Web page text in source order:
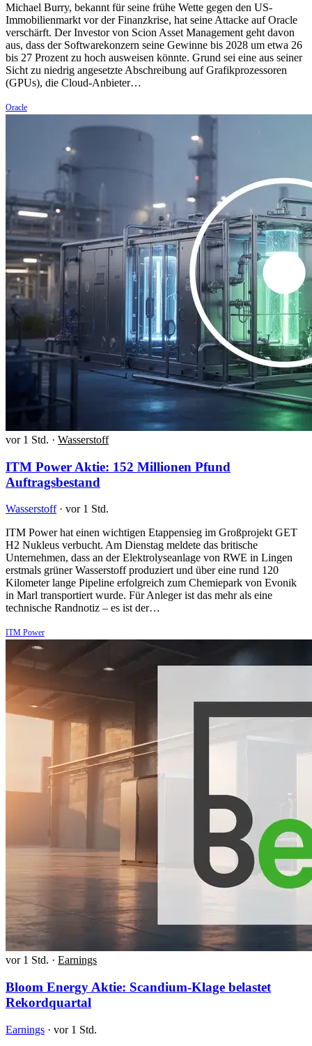
Michael Burry, bekannt für seine frühe Wette gegen den US-
Immobilienmarkt vor der Finanzkrise, hat seine Attacke auf Oracle
verschärft. Der Investor von Scion Asset Management geht davon
aus, dass der Softwarekonzern seine Gewinne bis 2028 um etwa 26
bis 27 Prozent zu hoch ausweisen könnte. Grund sei eine aus seiner
Sicht zu niedrig angesetzte Abschreibung auf Grafikprozessoren
(GPUs), die Cloud-Anbieter…
Oracle
vor 1 Std. · Wasserstoff
ITM Power Aktie: 152 Millionen Pfund
Auftragsbestand
Wasserstoff · vor 1 Std.
ITM Power hat einen wichtigen Etappensieg im Großprojekt GET
H2 Nukleus verbucht. Am Dienstag meldete das britische
Unternehmen, dass an der Elektrolyseanlage von RWE in Lingen
erstmals grüner Wasserstoff produziert und über eine rund 120
Kilometer lange Pipeline erfolgreich zum Chemiepark von Evonik
in Marl transportiert wurde. Für Anleger ist das mehr als eine
technische Randnotiz – es ist der…
ITM Power
vor 1 Std. · Earnings
Bloom Energy Aktie: Scandium-Klage belastet
Rekordquartal
Earnings · vor 1 Std.